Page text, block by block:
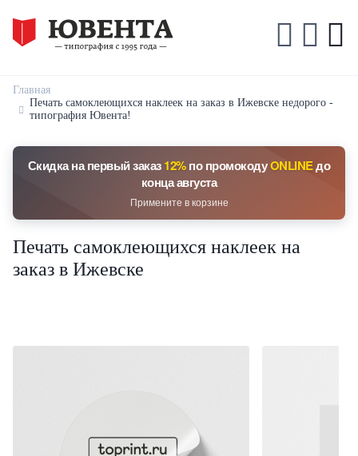
Главная
Печать самоклеющихся наклеек на заказ в Ижевске недорого -
типография Ювента!
Скидка на первый заказ12%по промокодуONLINEдо
конца августа
Примените в корзине
Печать самоклеющихся наклеек на
заказ в Ижевске